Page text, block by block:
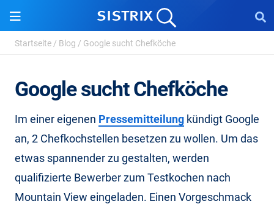
Startseite / Blog / Google sucht Chefköche
Google sucht Chefköche
Im einer eigenen Pressemitteilung kündigt Google
an, 2 Chefkochstellen besetzen zu wollen. Um das
etwas spannender zu gestalten, werden
qualifizierte Bewerber zum Testkochen nach
Mountain View eingeladen. Einen Vorgeschmack